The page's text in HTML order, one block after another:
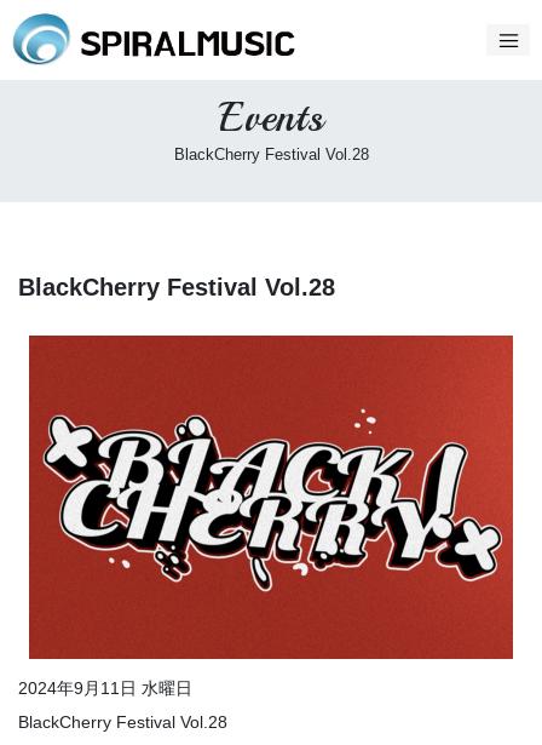
Events
BlackCherry Festival Vol.28
BlackCherry Festival Vol.28
2024年9月11日 水曜日
BlackCherry Festival Vol.28